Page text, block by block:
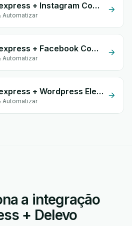
Speedoexpress + Instagram Comment
Automatizar
Speedoexpress + Facebook Comments
Automatizar
Speedoexpress + Wordpress Elementor
Automatizar
a integração
+ Delevo